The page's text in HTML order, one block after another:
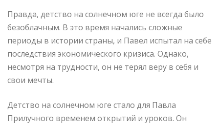
Правда, детство на солнечном юге не всегда было
безоблачным. В это время начались сложные
периоды в истории страны, и Павел испытал на себе
последствия экономического кризиса. Однако,
несмотря на трудности, он не терял веру в себя и
свои мечты.
Детство на солнечном юге стало для Павла
Прилучного временем открытий и уроков. Он